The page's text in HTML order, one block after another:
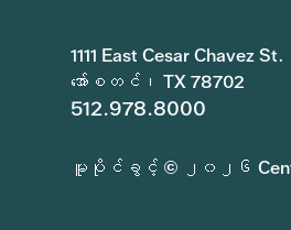
1111 East Cesar Chavez St.
အော်စတင်၊ TX 78702
512.978.8000
မူပိုင်ခွင့် © ၂၀၂၆